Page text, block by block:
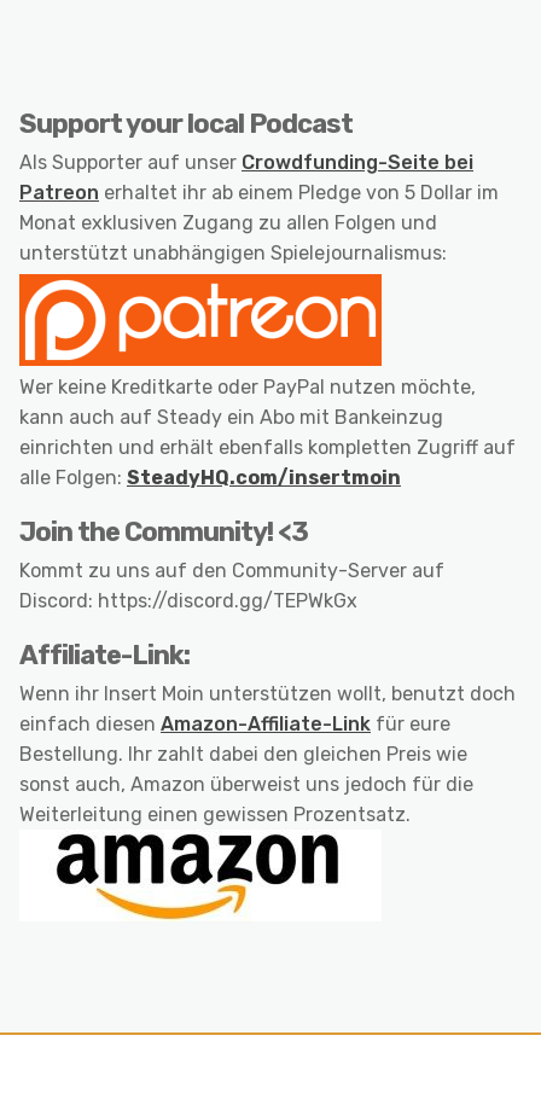
Support your local Podcast
Als Supporter auf unser Crowdfunding-Seite bei
Patreon erhaltet ihr ab einem Pledge von 5 Dollar im
Monat exklusiven Zugang zu allen Folgen und
unterstützt unabhängigen Spielejournalismus:
Wer keine Kreditkarte oder PayPal nutzen möchte,
kann auch auf Steady ein Abo mit Bankeinzug
einrichten und erhält ebenfalls kompletten Zugriff auf
alle Folgen: SteadyHQ.com/insertmoin
Join the Community! <3
Kommt zu uns auf den Community-Server auf
Discord: https://discord.gg/TEPWkGx
Affiliate-Link:
Wenn ihr Insert Moin unterstützen wollt, benutzt doch
einfach diesen Amazon-Affiliate-Link für eure
Bestellung. Ihr zahlt dabei den gleichen Preis wie
sonst auch, Amazon überweist uns jedoch für die
Weiterleitung einen gewissen Prozentsatz.